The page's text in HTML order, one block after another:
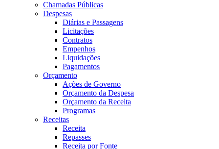
Chamadas Públicas
Despesas
Diárias e Passagens
Licitações
Contratos
Empenhos
Liquidações
Pagamentos
Orçamento
Ações de Governo
Orçamento da Despesa
Orçamento da Receita
Programas
Receitas
Receita
Repasses
Receita por Fonte